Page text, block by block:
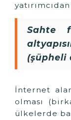
yatırımcıdan
Sahte
(şüpheli
İnternet
olması
ülkelerde